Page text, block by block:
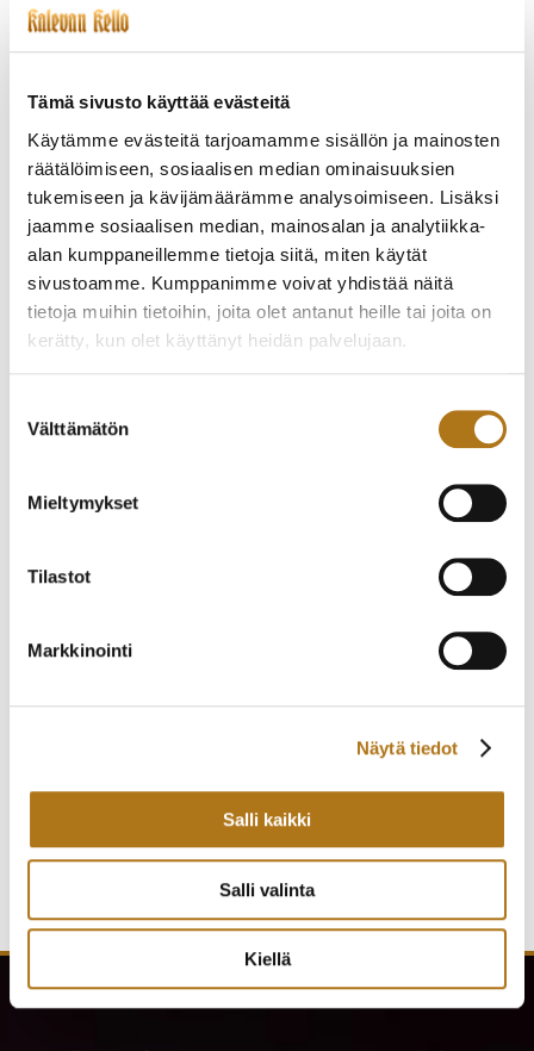
Tämä sivusto käyttää evästeitä
Käytämme evästeitä tarjoamamme sisällön ja mainosten
räätälöimiseen, sosiaalisen median ominaisuuksien
tukemiseen ja kävijämäärämme analysoimiseen. Lisäksi
jaamme sosiaalisen median, mainosalan ja analytiikka-
alan kumppaneillemme tietoja siitä, miten käytät
sivustoamme. Kumppanimme voivat yhdistää näitä
tietoja muihin tietoihin, joita olet antanut heille tai joita on
kerätty, kun olet käyttänyt heidän palvelujaan.
valinta
Välttämätön
Mieltymykset
Tilastot
Markkinointi
Näytä tiedot
Salli kaikki
Salli valinta
Kiellä
TUTUSTU MYÖS
ETERNA-028 ETERNA-
MATIC
ETERNA-096 ETERNA-
MATIC
TYYLIKÄS PUKUKELLO
CONSTANT-003-NOS
1 150,00